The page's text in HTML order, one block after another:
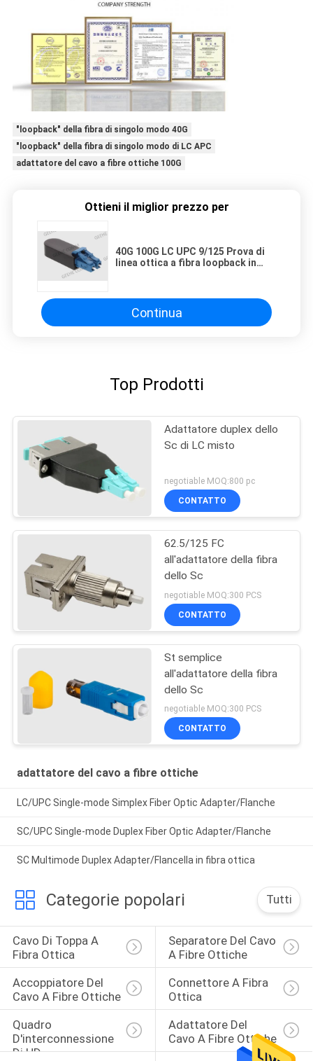
"loopback" della fibra di singolo modo 40G
"loopback" della fibra di singolo modo di LC APC
adattatore del cavo a fibre ottiche 100G
Ottieni il miglior prezzo per
40G 100G LC UPC 9/125 Prova di
linea ottica a fibra loopback in
Continua
Top Prodotti
Adattatore duplex dello
Sc di LC misto
negotiable MOQ:800 pc
CONTATTO
62.5/125 FC
all'adattatore della fibra
dello Sc
negotiable MOQ:300 PCS
CONTATTO
St semplice
all'adattatore della fibra
dello Sc
negotiable MOQ:300 PCS
CONTATTO
adattatore del cavo a fibre ottiche
LC/UPC Single-mode Simplex Fiber Optic Adapter/Flanche
SC/UPC Single-mode Duplex Fiber Optic Adapter/Flanche
SC Multimode Duplex Adapter/Flancella in fibra ottica
Categorie popolari Tutti
Cavo Di Toppa A
Fibra Ottica
Separatore Del Cavo
A Fibre Ottiche
Accoppiatore Del
Cavo A Fibre Ottiche
Connettore A Fibra
Ottica
Quadro
D'interconnessione
Di HD
Adattatore Del
Cavo A Fibre Ottiche